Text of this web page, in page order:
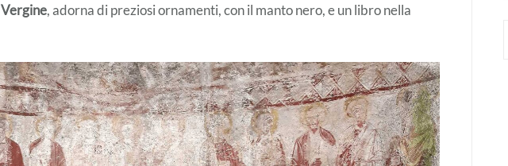
Vergine, adorna di preziosi ornamenti, con il manto nero, e un libro nella